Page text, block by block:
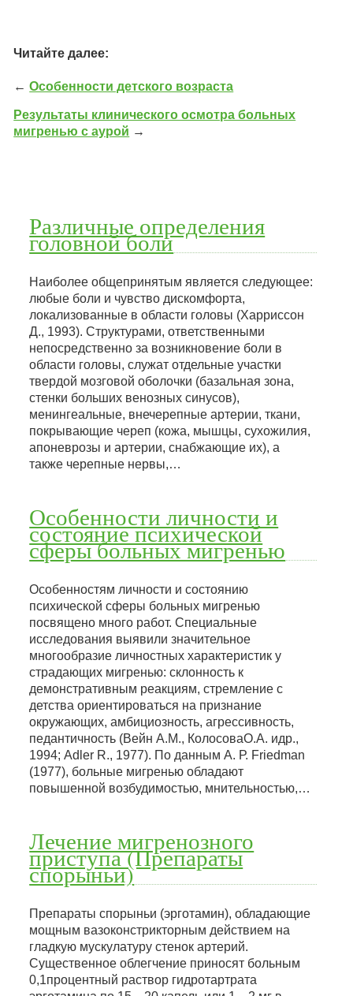
Читайте далее:
←Особенности детского возраста
Результаты клинического осмотра больных
мигренью с аурой →
Различные определения
головной боли
Наиболее общепринятым является следующее:
любые боли и чувство дискомфорта,
локализованные в области головы (Харриссон
Д., 1993). Структурами, ответственными
непосредственно за возникновение боли в
области головы, служат отдельные участки
твердой мозговой оболочки (базальная зона,
стенки больших венозных синусов),
менингеальные, внечерепные артерии, ткани,
покрывающие череп (кожа, мышцы, сухожилия,
апоневрозы и артерии, снабжающие их), а
также черепные нервы,…
Особенности личности и
состояние психической
сферы больных мигренью
Особенностям личности и состоянию
психической сферы больных мигренью
посвящено много работ. Специальные
исследования выявили значительное
многообразие личностных характеристик у
страдающих мигренью: склонность к
демонстративным реакциям, стремление с
детства ориентироваться на признание
окружающих, амбициозность, агрессивность,
педантичность (Вейн А.М., КолосоваО.А. идр.,
1994; Adler R., 1977). По данным А. Р. Friedman
(1977), больные мигренью обладают
повышенной возбудимостью, мнительностью,…
Лечение мигренозного
приступа (Препараты
спорыньи)
Препараты спорыньи (эрготамин), обладающие
мощным вазоконстрикторным действием на
гладкую мускулатуру стенок артерий.
Существенное облегчение приносят больным
0,1процентный раствор гидротартрата